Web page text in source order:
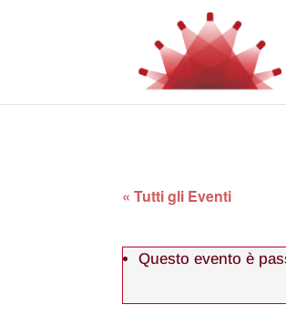
« Tutti gli Eventi
Questo evento è